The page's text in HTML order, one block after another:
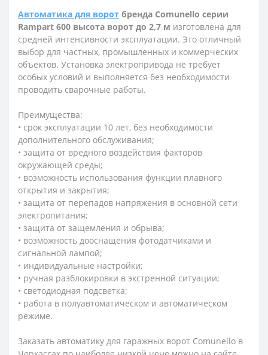
Автоматика для ворот бренда Comunello серии
Rampart 600 высота ворот до 2,7 м изготовлена для
средней интенсивности эксплуатации. Это отличный
выбор для частных, промышленных и коммерческих
объектов. Установка электропривода не требует
особых условий и выполняется без необходимости
проводить сварочные работы.
Преимущества:
• срок эксплуатации 10 лет, без необходимости
дополнительного обслуживания;
• защита от вредного воздействия факторов
окружающей среды;
• возможность использования функции плавного
открытия и закрытия;
• защита от перепадов напряжения в основной сети
электропитания;
• защита от защемления и обрыва;
• возможность дооснащения фотодатчиками и
сигнальной лампой;
• индивидуальные настройки;
• ручная разблокировки в экстренной ситуации;
• светодиодная подсветка;
• работа в полуавтоматическом и автоматическом
режиме.
Заказать автоматику для гаражных ворот Comunello в